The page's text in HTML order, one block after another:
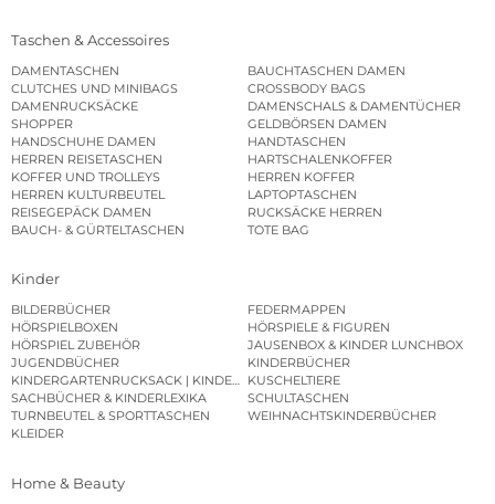
Taschen & Accessoires
DAMENTASCHEN
BAUCHTASCHEN DAMEN
CLUTCHES UND MINIBAGS
CROSSBODY BAGS
DAMENRUCKSÄCKE
DAMENSCHALS & DAMENTÜCHER
SHOPPER
GELDBÖRSEN DAMEN
HANDSCHUHE DAMEN
HANDTASCHEN
HERREN REISETASCHEN
HARTSCHALENKOFFER
KOFFER UND TROLLEYS
HERREN KOFFER
HERREN KULTURBEUTEL
LAPTOPTASCHEN
REISEGEPÄCK DAMEN
RUCKSÄCKE HERREN
BAUCH- & GÜRTELTASCHEN
TOTE BAG
Kinder
BILDERBÜCHER
FEDERMAPPEN
HÖRSPIELBOXEN
HÖRSPIELE & FIGUREN
HÖRSPIEL ZUBEHÖR
JAUSENBOX & KINDER LUNCHBOX
JUGENDBÜCHER
KINDERBÜCHER
KINDERGARTENRUCKSACK | KINDERGARTENBEUTEL
KUSCHELTIERE
SACHBÜCHER & KINDERLEXIKA
SCHULTASCHEN
TURNBEUTEL & SPORTTASCHEN
WEIHNACHTSKINDERBÜCHER
KLEIDER
Home & Beauty